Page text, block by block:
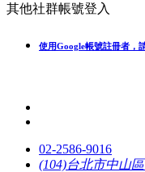
其他社群帳號登入
使用Google帳號註冊者，
02-2586-9016
(104)台北市中山